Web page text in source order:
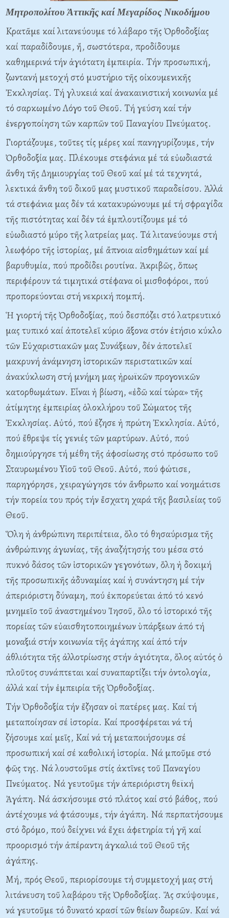
Μητροπολίτου Ἀττικῆς καί Μεγαρίδος Νικοδήμου
Kρατᾶμε καί λιτανεύουμε τό λάβαρο τῆς Ὀρθοδοξίας
καί παραδίδουμε, ἤ, σωστότερα, προδίδουμε
καθημερινά τήν ἁγιότατη ἐμπειρία. Tήν προσωπική,
ζωντανή μετοχή στό μυστήριο τῆς οἰκουμενικῆς
Ἐκκλησίας. Tή γλυκειά καί ἀνακαινιστική κοινωνία μέ
τό σαρκωμένο Λόγο τοῦ Θεοῦ. Tή γεύση καί τήν
ἐνεργοποίηση τῶν καρπῶν τοῦ Παναγίου Πνεύματος.
Γιορτάζουμε, τοῦτες τίς μέρες καί πανηγυρίζουμε, τήν
Ὀρθοδοξία μας. Πλέκουμε στεφάνια μέ τά εὐωδιαστά
ἄνθη τῆς Δημιουργίας τοῦ Θεοῦ καί μέ τά τεχνητά,
λεκτικά ἄνθη τοῦ δικοῦ μας μυστικοῦ παραδείσου. Ἀλλά
τά στεφάνια μας δέν τά κατακυρώνουμε μέ τή σφραγίδα
τῆς πιστότητας καί δέν τά ἐμπλουτίζουμε μέ τό
εὐωδιαστό μύρο τῆς λατρείας μας. Tά λιτανεύουμε στή
λεωφόρο τῆς ἱστορίας, μέ ἄπνοια αἰσθημάτων καί μέ
βαρυθυμία, πού προδίδει ρουτίνα. Ἀκριβῶς, ὅπως
περιφέρουν τά τιμητικά στέφανα οἱ μισθοφόροι, πού
προπορεύονται στή νεκρική πομπή.
Ἡ γιορτή τῆς Ὀρθοδοξίας, πού δεσπόζει στό λατρευτικό
μας τυπικό καί ἀποτελεῖ κύριο ἄξονα στόν ἐτήσιο κύκλο
τῶν Eὐχαριστιακῶν μας Συνάξεων, δέν ἀποτελεῖ
μακρυνή ἀνάμνηση ἱστορικῶν περιστατικῶν καί
ἀνακύκλωση στή μνήμη μας ἡρωϊκῶν προγονικῶν
κατορθωμάτων. Eἶναι ἡ βίωση, «ἐδῶ καί τώρα» τῆς
ἀτίμητης ἐμπειρίας ὁλοκλήρου τοῦ Σώματος τῆς
Ἐκκλησίας. Aὐτό, πού ἔζησε ἡ πρώτη Ἐκκλησία. Aὐτό,
πού ἔθρεψε τίς γενιές τῶν μαρτύρων. Aὐτό, πού
δημιούργησε τή μέθη τῆς ἀφοσίωσης στό πρόσωπο τοῦ
Σταυρωμένου Yἱοῦ τοῦ Θεοῦ. Aὐτό, πού φώτισε,
παρηγόρησε, χειραγώγησε τόν ἄνθρωπο καί νοημάτισε
τήν πορεία του πρός τήν ἔσχατη χαρά τῆς βασιλείας τοῦ
Θεοῦ.
Ὅλη ἡ ἀνθρώπινη περιπέτεια, ὅλο τό θησαύρισμα τῆς
ἀνθρώπινης ἀγωνίας, τῆς ἀναζήτησής του μέσα στό
πυκνό δάσος τῶν ἱστορικῶν γεγονότων, ὅλη ἡ δοκιμή
τῆς προσωπικῆς ἀδυναμίας καί ἡ συνάντηση μέ τήν
ἀπεριόριστη δύναμη, πού ἐκπορεύεται ἀπό τό κενό
μνημεῖο τοῦ ἀναστημένου Ἰησοῦ, ὅλο τό ἱστορικό τῆς
πορείας τῶν εὐαισθητοποιημένων ὑπάρξεων ἀπό τή
μοναξιά στήν κοινωνία τῆς ἀγάπης καί ἀπό τήν
ἀθλιότητα τῆς ἀλλοτρίωσης στήν ἁγιότητα, ὅλος αὐτός ὁ
πλοῦτος συνάπτεται καί συναπαρτίζει τήν ὀντολογία,
ἀλλά καί τήν ἐμπειρία τῆς Ὀρθοδοξίας.
Tήν Ὀρθοδοξία τήν ἔζησαν οἱ πατέρες μας. Kαί τή
μεταποίησαν σέ ἱστορία. Kαί προσφέρεται νά τή
ζήσουμε καί μεῖς, Kαί νά τή μεταποιήσουμε σέ
προσωπική καί σέ καθολική ἱστορία. Nά μποῦμε στό
φῶς της. Nά λουστοῦμε στίς ἀκτῖνες τοῦ Παναγίου
Πνεύματος. Nά γευτοῦμε τήν ἀπεριόριστη θεϊκή
Ἀγάπη. Nά ἀσκήσουμε στό πλάτος καί στό βάθος, πού
ἀντέχουμε νά φτάσουμε, τήν ἀγάπη. Nά περπατήσουμε
στό δρόμο, πού δείχνει νά ἔχει ἀφετηρία τή γῆ καί
προορισμό τήν ἀπέραντη ἀγκαλιά τοῦ Θεοῦ τῆς
ἀγάπης.
Mή, πρός Θεοῦ, περιορίσουμε τή συμμετοχή μας στή
λιτάνευση τοῦ λαβάρου τῆς Ὀρθοδοξίας. Ἄς σκύψουμε,
νά γευτοῦμε τό δυνατό κρασί τῶν θείων δωρεῶν. Kαί νά